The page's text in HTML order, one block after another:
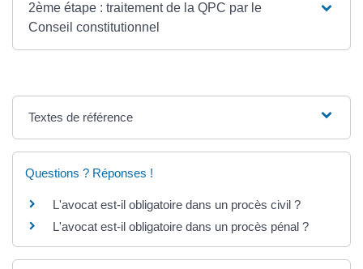
2ème étape : traitement de la QPC par le
Conseil constitutionnel
Textes de référence
Questions ? Réponses !
L'avocat est-il obligatoire dans un procès civil ?
L'avocat est-il obligatoire dans un procès pénal ?